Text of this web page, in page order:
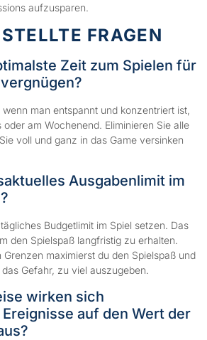
aufzusparen.
FRAGEN
Zeit zum Spielen für
man entspannt und konzentriert ist,
am Wochenend. Eliminieren Sie alle
voll und ganz in das Game versinken
Ausgabenlimit im
Budgetlimit im Spiel setzen. Das
den Spielspaß langfristig zu erhalten.
maximierst du den Spielspaß und
Gefahr, zu viel auszugeben.
wirken sich
auf den Wert der